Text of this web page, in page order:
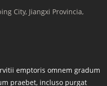
City, Jiangxi Provincia,
emptoris omnem gradum
praebet, incluso purgat